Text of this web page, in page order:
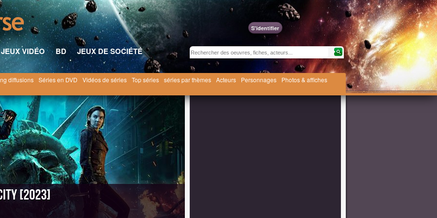
S'identifier
JEUX VIDÉO BD
JEUX DE SOCIÉTÉ
diffusions Séries en DVD Vidéos de séries Top séries séries par thèmes Acteurs Personnages
Photos & affiches
Télé
[2023]